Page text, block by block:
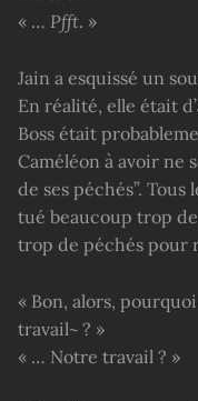
« … Pfft. »
Jain a esquissé un
En réalité, elle était
Boss était
Caméléon à avoir ne
de ses péchés”. Tous
tué beaucoup trop
trop de péchés pour
« Bon, alors,
travail~ ? »
« … Notre travail ? »